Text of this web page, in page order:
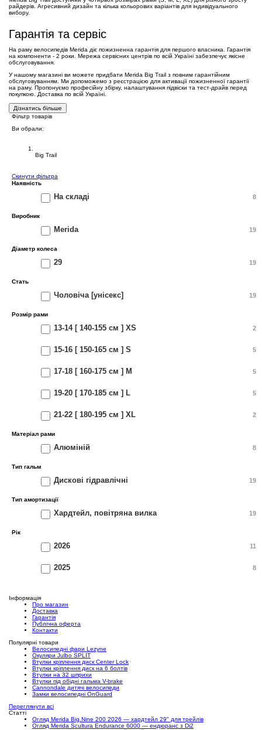
райдерів. Агресивний дизайн та кілька кольорових варіантів для індивідуального
вибору.
Гарантія та сервіс
На раму велосипедів Merida діє пожизненна гарантія для першого власника. Гарантія
на компоненти - 2 роки. Мережа сервісних центрів по всій Україні забезпечує якісне
обслуговування.
У нашому магазині ви можете придбати Merida Big Trail з повним гарантійним
обслуговуванням. Ми допоможемо з реєстрацією для активації пожизненної гарантії
на раму. Пропонуємо професійну збірку, налаштування підвіски та тест-драйв перед
покупкою. Доставка по всій Україні.
Дізнатись більше
Фільтр товарів
Ви обрали:
Big Trail
Cкинути фільтра
Наявність
На складі 8
Виробник
Merida 19
Діаметр колеса
29 19
Стать
Чоловіча [унісекс] 19
Розмір рами
13-14 [ 140-155 см ] XS 2
15-16 [ 150-165 см ] S 5
17-18 [ 160-175 см ] M 5
19-20 [ 170-185 см ] L 5
21-22 [ 180-195 см ] XL 2
Матеріал рами
Алюміній 8
Тип гальм
Дискові гідравлічні 19
Тип амортизації
Хардтейл, повітряна вилка 19
Рік
2026 11
2025 8
Інформація
Про магазин
Доставка
Гарантія
Публічна оферта
Контакти
Популярні товари
Велосипедні фари Lezyne
Окуляри Julbo SPLIT
Втулки кріплення диск Center Lock
Втулки кріплення диск на 6 болтів
Втулки на 32 шприхи
Втулки під обідні гальма V-brake
Cannondale дитячі велосипеди
Замки велосипедні OnGuard
Переглянути всі
Статті
Огляд Merida Big.Nine 200 2026 — хардтейл 29" для трейлів
Огляд Merida Scultura Endurance 6000 — ендюранс з Di2